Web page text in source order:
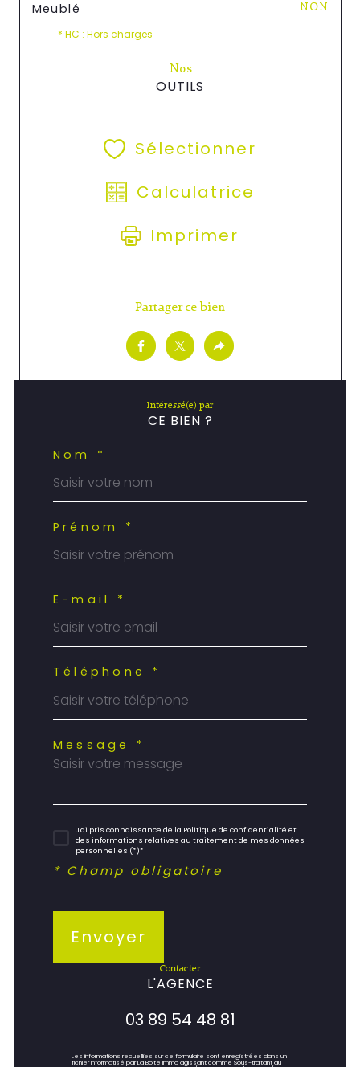
Meublé NON
* HC : Hors charges
Nos
OUTILS
Sélectionner
Calculatrice
Imprimer
Partager ce bien
Intéressé(e) par
CE BIEN ?
Nom *
Prénom *
E-mail *
Téléphone *
Message *
J'ai pris connaissance de la Politique de confidentialité et
des informations relatives au traitement de mes données
personnelles (*)*
* Champ obligatoire
Envoyer
contacter
L'AGENCE
03 89 54 48 81
Les informations recueillies sur ce formulaire sont enregistrées dans un
fichier informatisé par La Boite Immo agissant comme Sous-traitant du